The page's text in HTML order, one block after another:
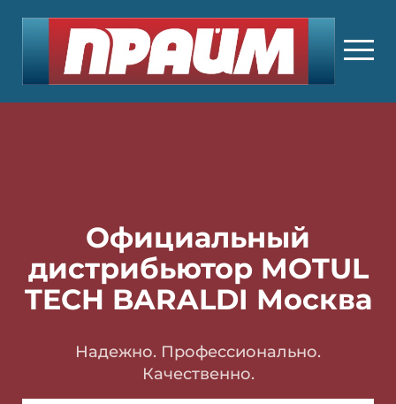
Официальный
дистрибьютор MOTUL
TECH BARALDI Москва
Надежно. Профессионально.
Качественно.